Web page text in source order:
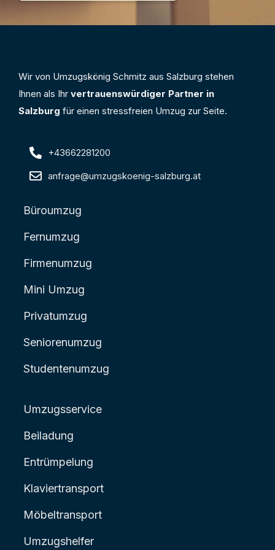
Wir von Umzugskönig Schmitz aus Salzburg stehen
Ihnen als Ihr vertrauenswürdiger Partner in
Salzburg für einen stressfreien Umzug zur Seite.
+43662281200
anfrage@umzugskoenig-salzburg.at
Büroumzug
Fernumzug
Firmenumzug
Mini Umzug
Privatumzug
Seniorenumzug
Studentenumzug
Umzugsservice
Beiladung
Entrümpelung
Klaviertransport
Möbeltransport
Umzugshelfer